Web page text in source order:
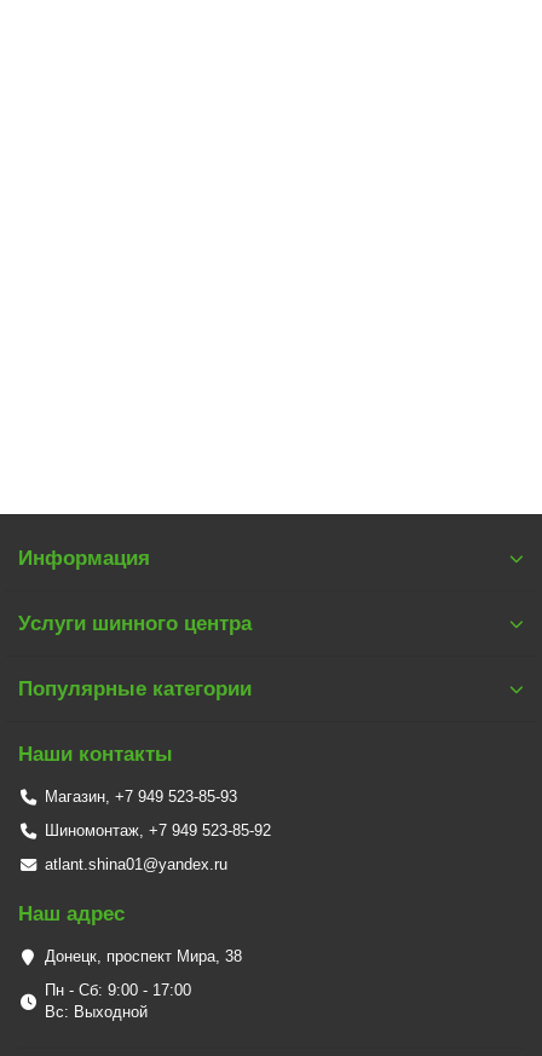
Информация
Услуги шинного центра
Популярные категории
Наши контакты
Магазин, +7 949 523-85-93
Шиномонтаж, +7 949 523-85-92
atlant.shina01@yandex.ru
Наш адрес
Донецк, проспект Мира, 38
Пн - Сб: 9:00 - 17:00
Вс: Выходной